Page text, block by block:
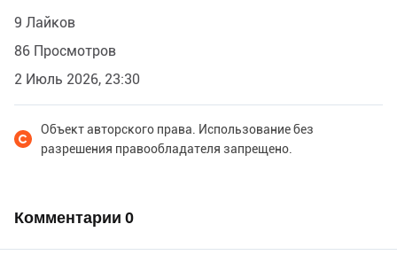
9 Лайков
86 Просмотров
2 Июль 2026, 23:30
Объект авторского права. Использование без
разрешения правообладателя запрещено.
Комментарии 0